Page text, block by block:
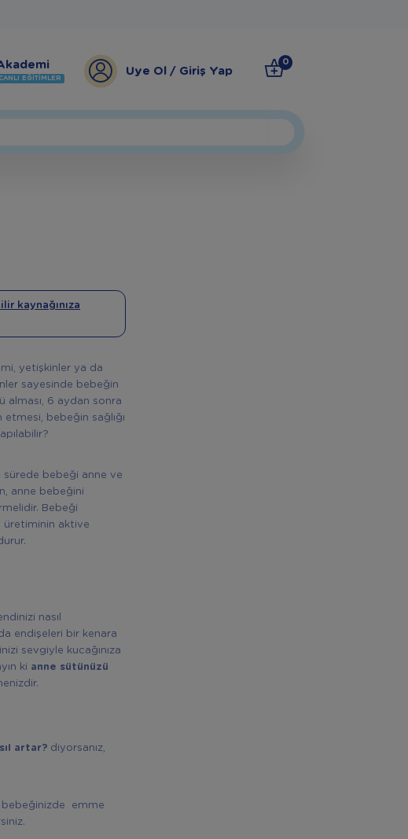
CANLI EĞITIMLER
Üye Ol / Giriş Yap
0
kaynağınıza
yetişkinler ya da
sayesinde bebeğin
alması, 6 aydan sonra
bebeğin sağlığı
sürede bebeği anne ve
anne bebeğini
Bebeği
üretiminin aktive
nasıl
endişeleri bir kenara
sevgiyle kucağınıza
ki anne sütünüzü
artar? diyorsanız,
bebeğinizde emme